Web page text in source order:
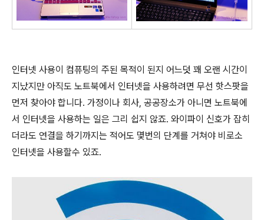
인터넷 사용이 컴퓨팅의 주된 목적이 된지 어느덧 꽤 오랜 시간이
지났지만 아직도 노트북에서 인터넷을 사용하려면 무선 핫스팟을
먼저 찾아야 합니다. 가정이나 회사, 공공장소가 아니면 노트북에
서 인터넷을 사용하는 일은 그리 쉽지 않죠. 와이파이 신호가 잡히
더라도 연결을 하기까지는 적어도 몇번의 단계를 거쳐야 비로소
인터넷을 사용할수 있죠.